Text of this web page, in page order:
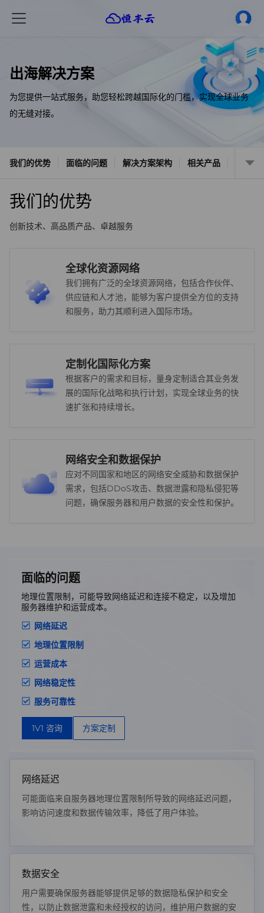
出海解决方案
为您提供一站式服务，助您轻松跨越国际化的门槛，实现全球业务
的无缝对接。
我们的优势 面临的问题 解决方案架构 相关产品
我们的优势
创新技术、高品质产品、卓越服务
全球化资源网络
我们拥有广泛的全球资源网络，包括合作伙伴、
供应链和人才池，能够为客户提供全方位的支持
和服务，助力其顺利进入国际市场。
定制化国际化方案
根据客户的需求和目标，量身定制适合其业务发
展的国际化战略和执行计划，实现全球业务的快
速扩张和持续增长。
网络安全和数据保护
应对不同国家和地区的网络安全威胁和数据保护
需求，包括DDoS攻击、数据泄露和隐私侵犯等
问题，确保服务器和用户数据的安全性和保护。
面临的问题
地理位置限制，可能导致网络延迟和连接不稳定，以及增加
服务器维护和运营成本。
网络延迟
地理位置限制
运营成本
网络稳定性
服务可靠性
1V1 咨询 方案定制
网络延迟
可能面临来自服务器地理位置限制所导致的网络延迟问题，
影响访问速度和数据传输效率，降低了用户体验。
数据安全
用户需要确保服务器能够提供足够的数据隐私保护和安全
性，以防止数据泄露和未经授权的访问，维护用户数据的安